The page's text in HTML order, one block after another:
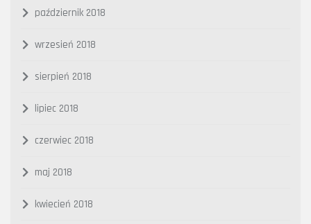
październik 2018
wrzesień 2018
sierpień 2018
lipiec 2018
czerwiec 2018
maj 2018
kwiecień 2018